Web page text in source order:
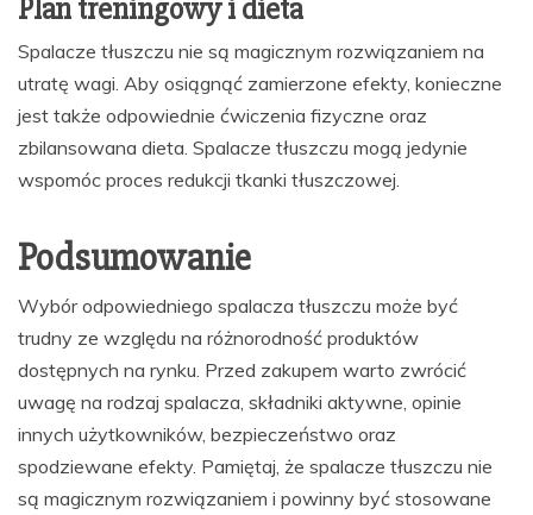
Plan treningowy i dieta
Spalacze tłuszczu nie są magicznym rozwiązaniem na
utratę wagi. Aby osiągnąć zamierzone efekty, konieczne
jest także odpowiednie ćwiczenia fizyczne oraz
zbilansowana dieta. Spalacze tłuszczu mogą jedynie
wspomóc proces redukcji tkanki tłuszczowej.
Podsumowanie
Wybór odpowiedniego spalacza tłuszczu może być
trudny ze względu na różnorodność produktów
dostępnych na rynku. Przed zakupem warto zwrócić
uwagę na rodzaj spalacza, składniki aktywne, opinie
innych użytkowników, bezpieczeństwo oraz
spodziewane efekty. Pamiętaj, że spalacze tłuszczu nie
są magicznym rozwiązaniem i powinny być stosowane